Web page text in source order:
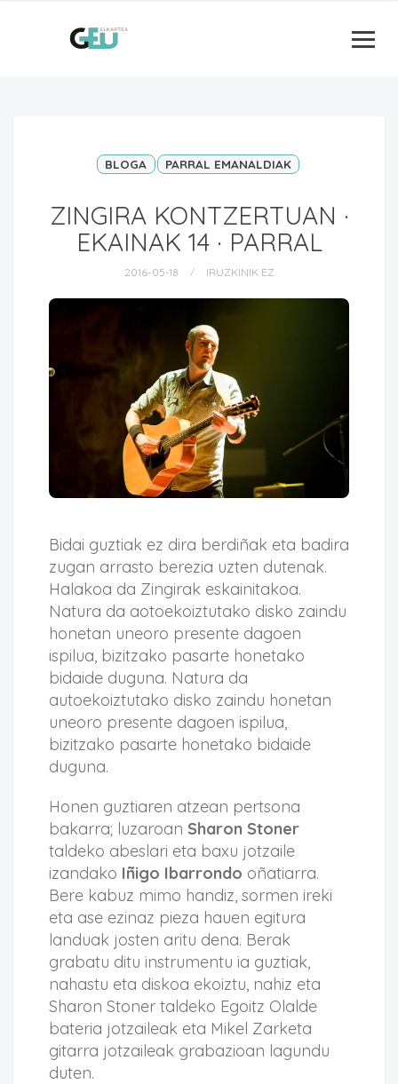
BLOGA PARRAL EMANALDIAK
ZINGIRA KONTZERTUAN ·
EKAINAK 14 · PARRAL
2016-05-18 IRUZKINIK EZ
Bidai guztiak ez dira berdiñak eta badira
zugan arrasto berezia uzten dutenak.
Halakoa da Zingirak eskainitakoa.
Natura da aotoekoiztutako disko zaindu
honetan uneoro presente dagoen
ispilua, bizitzako pasarte honetako
bidaide duguna. Natura da
autoekoiztutako disko zaindu honetan
uneoro presente dagoen ispilua,
bizitzako pasarte honetako bidaide
duguna.
Honen guztiaren atzean pertsona
bakarra; luzaroan Sharon Stoner
taldeko abeslari eta baxu jotzaile
izandako Iñigo Ibarrondo oñatiarra.
Bere kabuz mimo handiz, sormen ireki
eta ase ezinaz pieza hauen egitura
landuak josten aritu dena. Berak
grabatu ditu instrumentu ia guztiak,
nahastu eta diskoa ekoiztu, nahiz eta
Sharon Stoner taldeko Egoitz Olalde
bateria jotzaileak eta Mikel Zarketa
gitarra jotzaileak grabazioan lagundu
duten.